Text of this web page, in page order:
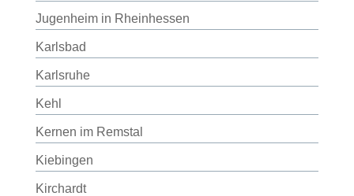
Jugenheim in Rheinhessen
Karlsbad
Karlsruhe
Kehl
Kernen im Remstal
Kiebingen
Kirchardt